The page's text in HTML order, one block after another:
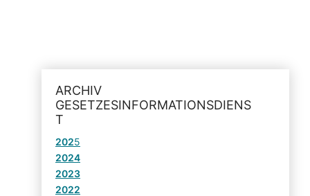
ARCHIV
GESETZESINFORMATIONSDIENS
T
2025
2024
2023
2022